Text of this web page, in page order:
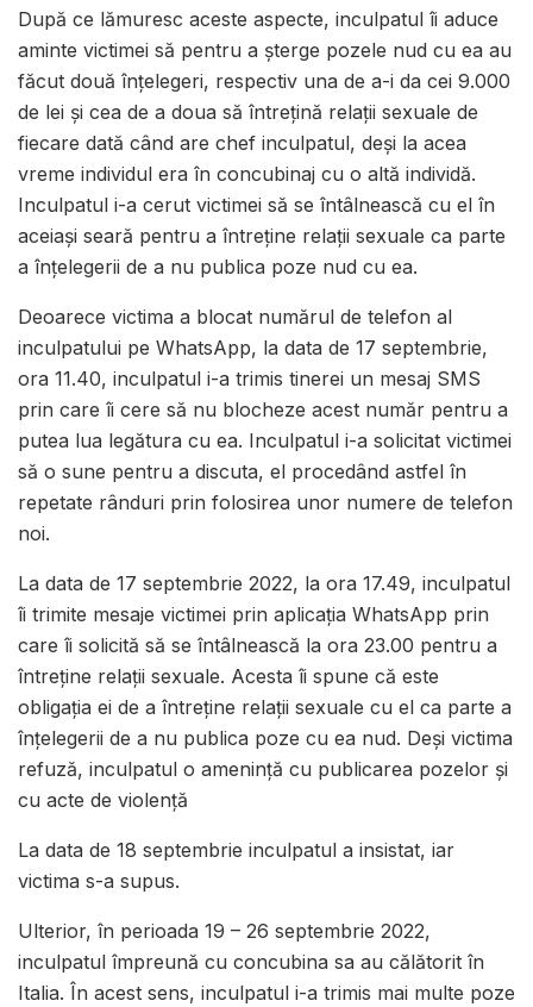
După ce lămuresc aceste aspecte, inculpatul îi aduce
aminte victimei să pentru a șterge pozele nud cu ea au
făcut două înțelegeri, respectiv una de a-i da cei 9.000
de lei și cea de a doua să întrețină relații sexuale de
fiecare dată când are chef inculpatul, deși la acea
vreme individul era în concubinaj cu o altă individă.
Inculpatul i-a cerut victimei să se întâlnească cu el în
aceiași seară pentru a întreține relații sexuale ca parte
a înțelegerii de a nu publica poze nud cu ea.
Deoarece victima a blocat numărul de telefon al
inculpatului pe WhatsApp, la data de 17 septembrie,
ora 11.40, inculpatul i-a trimis tinerei un mesaj SMS
prin care îi cere să nu blocheze acest număr pentru a
putea lua legătura cu ea. Inculpatul i-a solicitat victimei
să o sune pentru a discuta, el procedând astfel în
repetate rânduri prin folosirea unor numere de telefon
noi.
La data de 17 septembrie 2022, la ora 17.49, inculpatul
îi trimite mesaje victimei prin aplicația WhatsApp prin
care îi solicită să se întâlnească la ora 23.00 pentru a
întreține relații sexuale. Acesta îi spune că este
obligația ei de a întreține relații sexuale cu el ca parte a
înțelegerii de a nu publica poze cu ea nud. Deși victima
refuză, inculpatul o amenință cu publicarea pozelor și
cu acte de violență
La data de 18 septembrie inculpatul a insistat, iar
victima s-a supus.
Ulterior, în perioada 19 – 26 septembrie 2022,
inculpatul împreună cu concubina sa au călătorit în
Italia. În acest sens, inculpatul i-a trimis mai multe poze